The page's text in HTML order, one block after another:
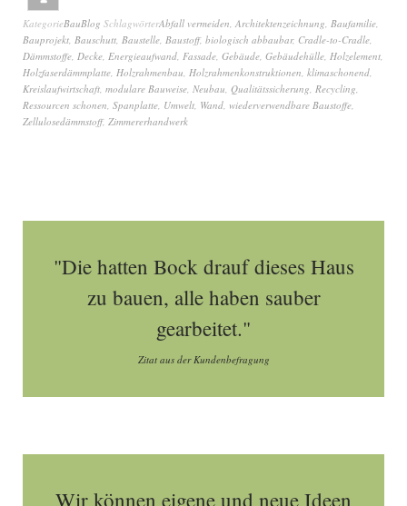
KategorieBauBlog SchlagwörterAbfall vermeiden, Architektenzeichnung, Baufamilie,
Bauprojekt, Bauschutt, Baustelle, Baustoff, biologisch abbaubar, Cradle-to-Cradle,
Dämmstoffe, Decke, Energieaufwand, Fassade, Gebäude, Gebäudehülle, Holzelement,
Holzfaserdämmplatte, Holzrahmenbau, Holzrahmenkonstruktionen, klimaschonend,
Kreislaufwirtschaft, modulare Bauweise, Neubau, Qualitätssicherung, Recycling,
Ressourcen schonen, Spanplatte, Umwelt, Wand, wiederverwendbare Baustoffe,
Zellulosedämmstoff, Zimmererhandwerk
"Die hatten Bock drauf dieses Haus
zu bauen, alle haben sauber
gearbeitet."
Zitat aus der Kundenbefragung
Wir können eigene und neue Ideen